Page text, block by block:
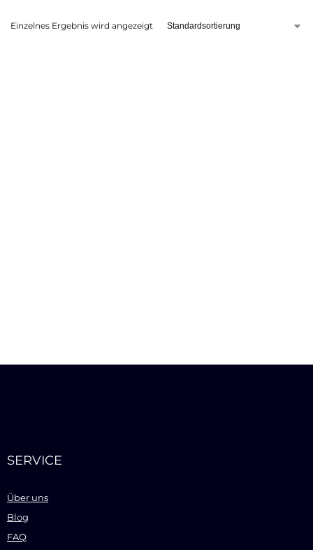
Einzelnes Ergebnis wird angezeigt
SERVICE
Über uns
Blog
FAQ